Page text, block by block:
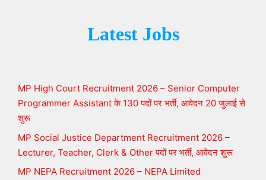
Latest Jobs
MP High Court Recruitment 2026 – Senior Computer
Programmer Assistant के 130 पदों पर भर्ती, आवेदन 20 जुलाई से
शुरू
MP Social Justice Department Recruitment 2026 –
Lecturer, Teacher, Clerk & Other पदों पर भर्ती, आवेदन शुरू
MP NEPA Recruitment 2026 – NEPA Limited